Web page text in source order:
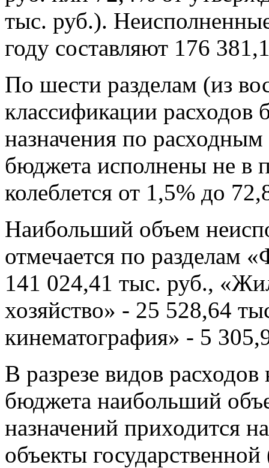
тыс. руб.).
году составляют 176
По шести разделам (из
классификации
назначения по расходным
бюджета исполнены не в
колеблется от 1,5% до
Наибольший объем
отмечается по разделам
141 024,41 тыс. руб.,
хозяйство» - 25 528,64
кинематография» - 5
В разрезе видов
бюджета наибольший
назначений приходится
объекты